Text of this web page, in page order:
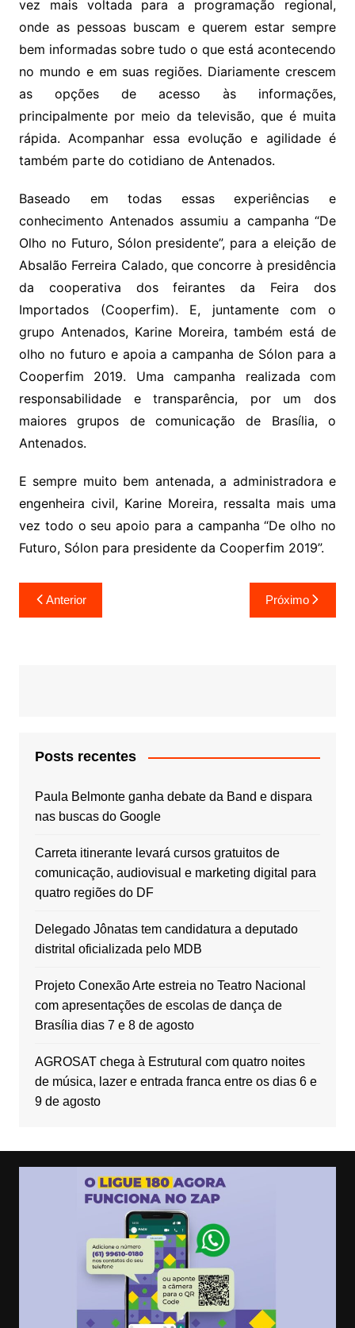
vez mais voltada para a programação regional,
onde as pessoas buscam e querem estar sempre
bem informadas sobre tudo o que está acontecendo
no mundo e em suas regiões. Diariamente crescem
as opções de acesso às informações,
principalmente por meio da televisão, que é muita
rápida. Acompanhar essa evolução e agilidade é
também parte do cotidiano de Antenados.
Baseado em todas essas experiências e
conhecimento Antenados assumiu a campanha “De
Olho no Futuro, Sólon presidente”, para a eleição de
Absalão Ferreira Calado, que concorre à presidência
da cooperativa dos feirantes da Feira dos
Importados (Cooperfim). E, juntamente com o
grupo Antenados, Karine Moreira, também está de
olho no futuro e apoia a campanha de Sólon para a
Cooperfim 2019. Uma campanha realizada com
responsabilidade e transparência, por um dos
maiores grupos de comunicação de Brasília, o
Antenados.
E sempre muito bem antenada, a administradora e
engenheira civil, Karine Moreira, ressalta mais uma
vez todo o seu apoio para a campanha “De olho no
Futuro, Sólon para presidente da Cooperfim 2019”.
Navegação
de
Anterior Próximo
Posts recentes
Paula Belmonte ganha debate da Band e dispara
nas buscas do Google
Carreta itinerante levará cursos gratuitos de
comunicação, audiovisual e marketing digital para
quatro regiões do DF
Delegado Jônatas tem candidatura a deputado
distrital oficializada pelo MDB
Projeto Conexão Arte estreia no Teatro Nacional
com apresentações de escolas de dança de
Brasília dias 7 e 8 de agosto
AGROSAT chega à Estrutural com quatro noites
de música, lazer e entrada franca entre os dias 6 e
9 de agosto